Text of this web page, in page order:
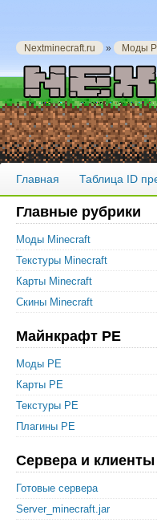
Nextminecraft.ru » Моды
Главная Таблица ID
Главные рубрики
Моды Minecraft
Текстуры Minecraft
Карты Minecraft
Скины Minecraft
Майнкрафт PE
Моды PE
Карты PE
Текстуры PE
Плагины PE
Сервера и клиенты
Готовые сервера
Server_minecraft.jar